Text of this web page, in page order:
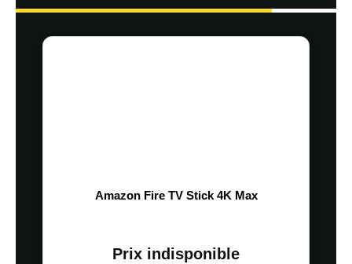
Amazon Fire TV Stick 4K Max
Prix indisponible